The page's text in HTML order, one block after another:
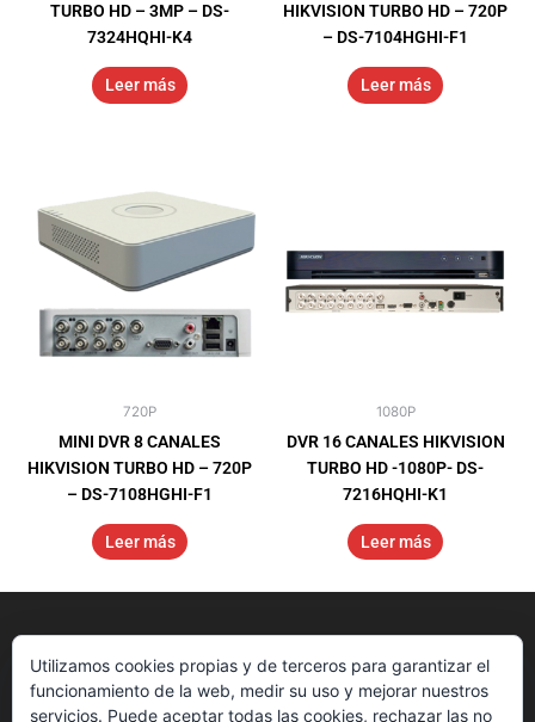
TURBO HD – 3MP – DS-
7324HQHI-K4
Leer más
HIKVISION TURBO HD – 720P
– DS-7104HGHI-F1
Leer más
720P
MINI DVR 8 CANALES
HIKVISION TURBO HD – 720P
– DS-7108HGHI-F1
Leer más
1080P
DVR 16 CANALES HIKVISION
TURBO HD -1080P- DS-
7216HQHI-K1
Leer más
Utilizamos cookies propias y de terceros para garantizar el
funcionamiento de la web, medir su uso y mejorar nuestros
servicios. Puede aceptar todas las cookies, rechazar las no